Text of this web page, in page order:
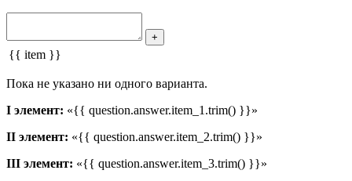
+
{{ item }}
Пока не указано ни одного варианта.
I элемент: «{{ question.answer.item_1.trim() }}»
II элемент: «{{ question.answer.item_2.trim() }}»
III элемент: «{{ question.answer.item_3.trim() }}»